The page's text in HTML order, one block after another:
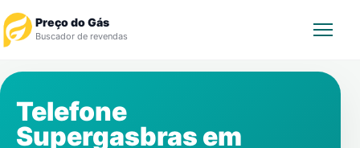
Preço do Gás
Buscador de revendas
Revendedor
Telefone
Supergasbras em